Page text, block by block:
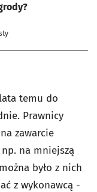
temu do
Prawnicy
zawarcie
na mniejszą
było z nich
z wykonawcą -